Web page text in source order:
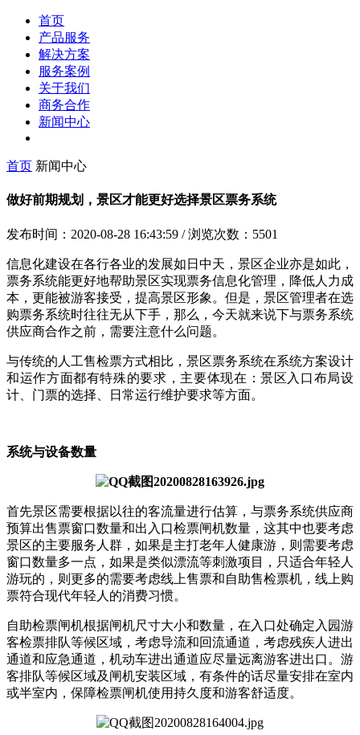
首页
产品服务
解决方案
服务案例
关于我们
商务合作
新闻中心
首页 新闻中心
做好前期规划，景区才能更好选择景区票务系统
发布时间：2020-08-28 16:43:59 /浏览次数：5501
信息化建设在各行各业的发展如日中天，景区企业亦是如此，
票务系统能更好地帮助景区实现票务信息化管理，降低人力成
本，更能被游客接受，提高景区形象。但是，景区管理者在选
购票务系统时往往无从下手，那么，今天就来说下与票务系统
供应商合作之前，需要注意什么问题。
与传统的人工售检票方式相比，景区票务系统在系统方案设计
和运作方面都有特殊的要求，主要体现在：景区入口布局设
计、门票的选择、日常运行维护要求等方面。
系统与设备数量
首先景区需要根据以往的客流量进行估算，与票务系统供应商
预算出售票窗口数量和出入口检票闸机数量，这其中也要考虑
景区的主要服务人群，如果是主打老年人健康游，则需要考虑
窗口数量多一点，如果是类似漂流等刺激项目，只适合年轻人
游玩的，则更多的需要考虑线上售票和自助售检票机，线上购
票符合现代年轻人的消费习惯。
自助检票闸机根据闸机尺寸大小和数量，在入口处确定入园游
客检票排队等候区域，考虑导流和回流通道，考虑残疾人进出
通道和应急通道，机动车进出通道应尽量远离游客进出口。游
客排队等候区域及闸机安装区域，有条件的话尽量安排在室内
或半室内，保障检票闸机使用持久度和游客舒适度。